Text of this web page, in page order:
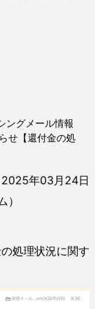
ングメール情報
せ【還付金の処
2025年03月24日
処理状況に関す